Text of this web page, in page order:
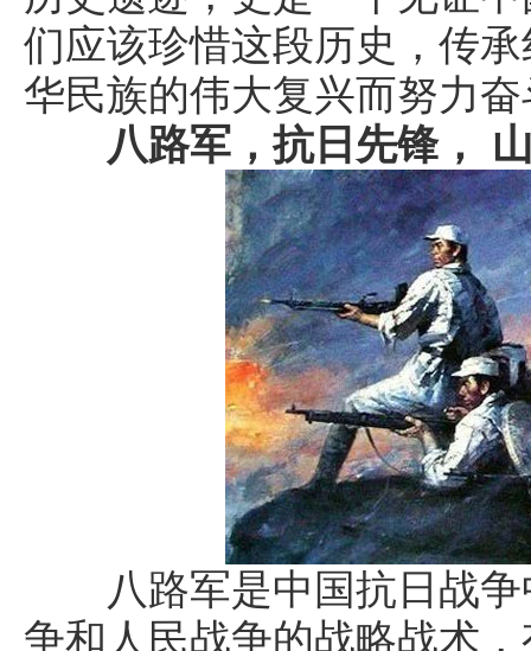
们应该珍惜这段历史，传
华民族的伟大复兴而努力
八路军，抗日先锋，
八路军是中国抗日战争
争和人民战争的战略战术